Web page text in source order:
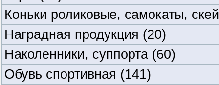
Коньки роликовые, самокаты,
Наградная продукция (20)
Наколенники, суппорта (60)
Обувь спортивная (141)